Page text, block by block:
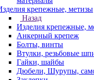
крепежные, метизы
Назад
Изделия крепежные,
Анкерный крепеж
Болты, винты
Втулки, резьбовые
Гайки, шайбы
Дюбели, Шурупы,